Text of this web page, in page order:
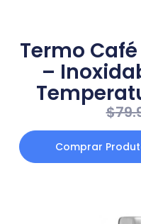
Termo
–
$
Comprar